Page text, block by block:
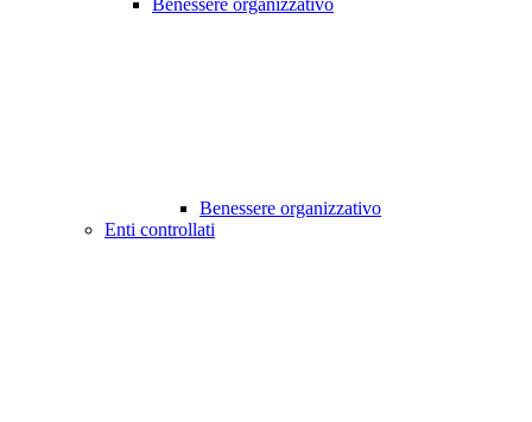
Benessere organizzativo
Benessere organizzativo
Enti controllati